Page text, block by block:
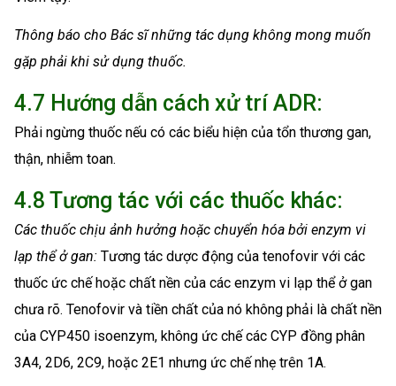
Thông báo cho Bác sĩ những tác dụng không mong muốn
gặp phải khi sử dụng thuốc.
4.7 Hướng dẫn cách xử trí ADR:
Phải ngừng thuốc nếu có các biểu hiện của tổn thương gan,
thận, nhiễm toan.
4.8 Tương tác với các thuốc khác:
Các thuốc chịu ảnh hưởng hoặc chuyển hóa bởi enzym vi
lạp thể ở gan: Tương tác dược động của tenofovir với các
thuốc ức chế hoặc chất nền của các enzym vi lạp thể ở gan
chưa rõ. Tenofovir và tiền chất của nó không phải là chất nền
của CYP450 isoenzym, không ức chế các CYP đồng phân
3A4, 2D6, 2C9, hoặc 2E1 nhưng ức chế nhẹ trên 1A.